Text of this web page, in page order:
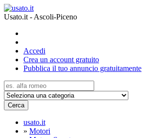
Usato.it - Ascoli-Piceno
Accedi
Crea un account gratuito
Pubblica il tuo annuncio gratuitamente
Cerca
usato.it
» Motori